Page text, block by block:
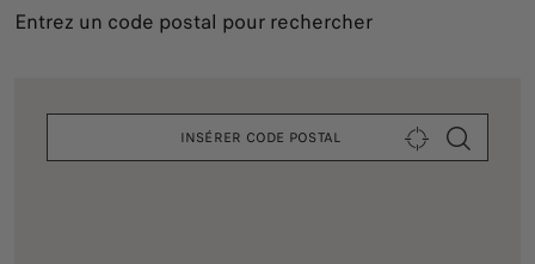
Entrez un code postal pour rechercher